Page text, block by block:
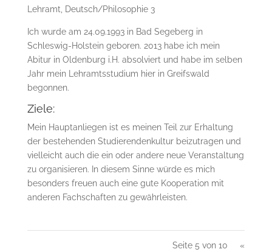
Lehramt, Deutsch/Philosophie 3
Ich wurde am 24.09.1993 in Bad Segeberg in
Schleswig-Holstein geboren. 2013 habe ich mein
Abitur in Oldenburg i.H. absolviert und habe im selben
Jahr mein Lehramtsstudium hier in Greifswald
begonnen.
Ziele:
Mein Hauptanliegen ist es meinen Teil zur Erhaltung
der bestehenden Studierendenkultur beizutragen und
vielleicht auch die ein oder andere neue Veranstaltung
zu organisieren. In diesem Sinne würde es mich
besonders freuen auch eine gute Kooperation mit
anderen Fachschaften zu gewährleisten.
Seite 5 von 10
«